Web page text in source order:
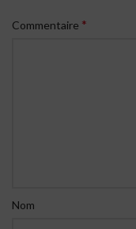
Commentaire *
Nom